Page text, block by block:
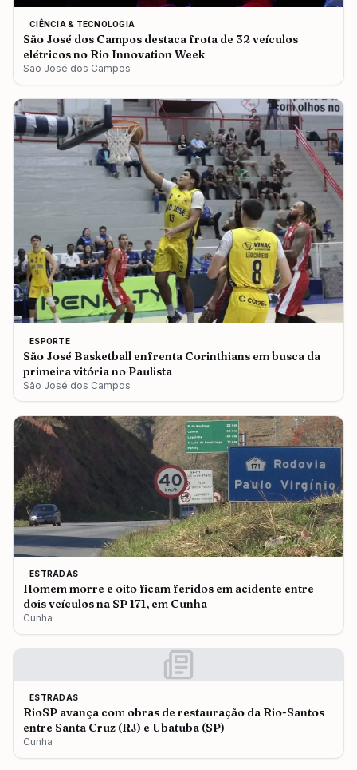
CIÊNCIA & TECNOLOGIA
São José dos Campos destaca frota de 32 veículos
elétricos no Rio Innovation Week
São José dos Campos
ESPORTE
São José Basketball enfrenta Corinthians em busca da
primeira vitória no Paulista
São José dos Campos
ESTRADAS
Homem morre e oito ficam feridos em acidente entre
dois veículos na SP 171, em Cunha
Cunha
ESTRADAS
RioSP avança com obras de restauração da Rio-Santos
entre Santa Cruz (RJ) e Ubatuba (SP)
Cunha